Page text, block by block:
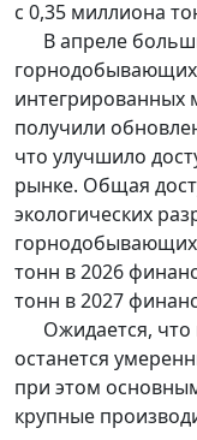
с 0,35 миллиона
В апреле
интегрированных
получили
что улучшило
рынке. Общая
экологических
тонн в 2026
тонн в 2027
Ожидается, что
останется
при этом
крупные